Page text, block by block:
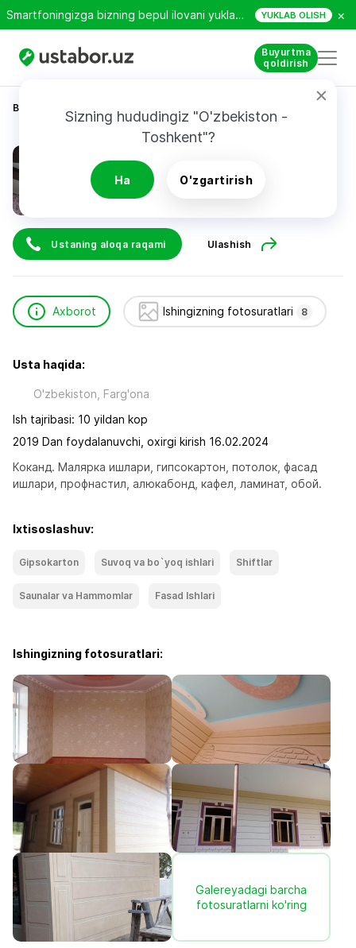
Smartfoningizga bizning bepul ilovani yuklab oling! YUKLAB OLISH ×
Buyurtma
qoldirish
Sizning hududingiz "O'zbekiston -
Toshkent"?
Ha O'zgartirish
Bosh sahifa
Ustaning aloqa raqami Ulashish
Axborot Ishingizning fotosuratlari 8
Usta haqida:
O'zbekiston, Farg'ona
Ish tajribasi: 10 yildan kop
2019 Dan foydalanuvchi, oxirgi kirish 16.02.2024
Коканд. Малярка ишлари, гипсокартон, потолок, фасад
ишлари, профнастил, алюкабонд, кафел, ламинат, обой.
Ixtisoslashuv:
Gipsokarton Suvoq va bo`yoq ishlari Shiftlar
Saunalar va Hammomlar Fasad Ishlari
Ishingizning fotosuratlari:
Galereyadagi barcha
fotosuratlarni ko'ring